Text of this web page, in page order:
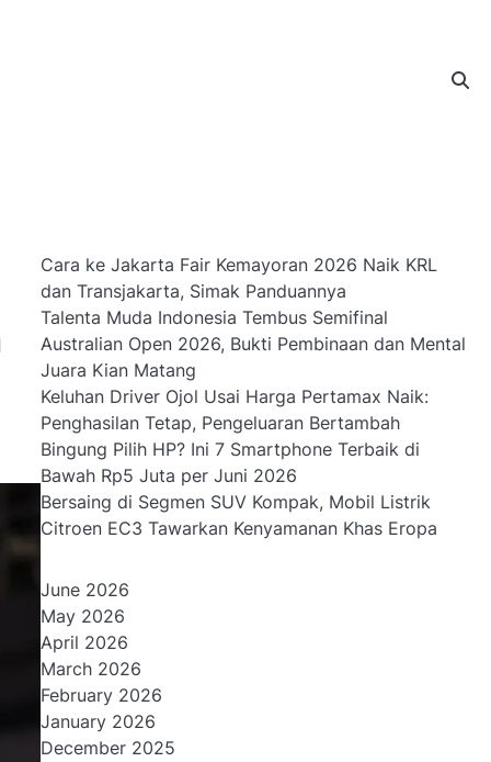
Cara ke Jakarta Fair Kemayoran 2026 Naik KRL
dan Transjakarta, Simak Panduannya
Talenta Muda Indonesia Tembus Semifinal
Australian Open 2026, Bukti Pembinaan dan Mental
Juara Kian Matang
Keluhan Driver Ojol Usai Harga Pertamax Naik:
Penghasilan Tetap, Pengeluaran Bertambah
Bingung Pilih HP? Ini 7 Smartphone Terbaik di
Bawah Rp5 Juta per Juni 2026
Bersaing di Segmen SUV Kompak, Mobil Listrik
Citroen EC3 Tawarkan Kenyamanan Khas Eropa
June 2026
May 2026
April 2026
March 2026
February 2026
January 2026
December 2025